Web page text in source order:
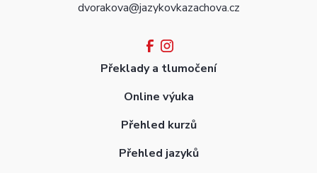
dvorakova@jazykovkazachova.cz
Překlady a tlumočení
Online výuka
Přehled kurzů
Přehled jazyků